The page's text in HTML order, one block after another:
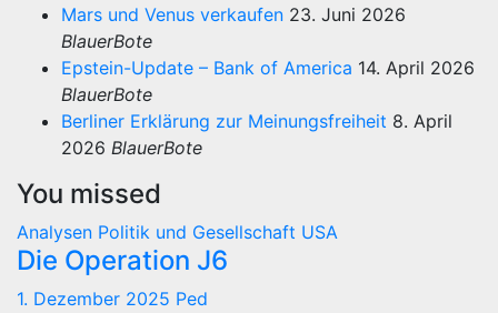
Mars und Venus verkaufen 23. Juni 2026
BlauerBote
Epstein-Update – Bank of America 14. April 2026
BlauerBote
Berliner Erklärung zur Meinungsfreiheit 8. April
2026 BlauerBote
You missed
Analysen Politik und Gesellschaft USA
Die Operation J6
1. Dezember 2025 Ped